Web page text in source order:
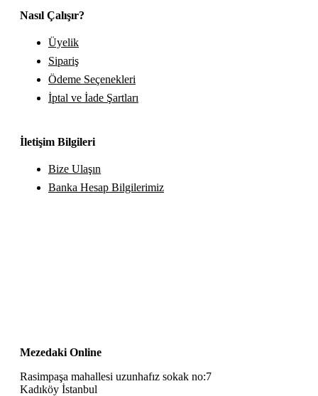
Nasıl Çalışır?
Üyelik
Sipariş
Ödeme Seçenekleri
İptal ve İade Şartları
İletişim Bilgileri
Bize Ulaşın
Banka Hesap Bilgilerimiz
Mezedaki Online
Rasimpaşa mahallesi uzunhafız sokak no:7
Kadıköy İstanbul